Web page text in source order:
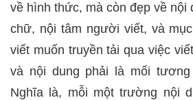
về hình thức, mà còn đẹp về nội
chữ, nội tâm người viết, và
viết muốn truyền tải qua việc
và nội dung phải là mối
Nghĩa là, mỗi một trường nội